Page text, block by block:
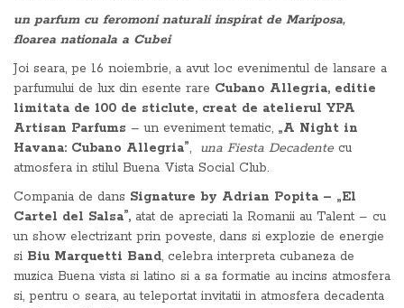
un parfum cu feromoni naturali inspirat de Mariposa,
floarea nationala a Cubei
Joi seara, pe 16 noiembrie, a avut loc evenimentul de lansare a
parfumului de lux din esente rare Cubano Allegria, editie
limitata de 100 de sticlute, creat de atelierul YPA
Artisan Parfums – un eveniment tematic, „A Night in
Havana: Cubano Allegria”, una Fiesta Decadente cu
atmosfera in stilul Buena Vista Social Club.
Compania de dans Signature by Adrian Popita – „El
Cartel del Salsa”, atat de apreciati la Romanii au Talent – cu
un show electrizant prin poveste, dans si explozie de energie
si Biu Marquetti Band, celebra interpreta cubaneza de
muzica Buena vista si latino si a sa formatie au incins atmosfera
si, pentru o seara, au teleportat invitatii in atmosfera decadenta